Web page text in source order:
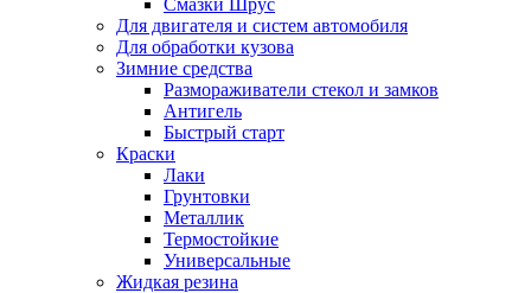
Смазки Шрус
Для двигателя и систем автомобиля
Для обработки кузова
Зимние средства
Размораживатели стекол и замков
Антигель
Быстрый старт
Краски
Лаки
Грунтовки
Металлик
Термостойкие
Универсальные
Жидкая резина